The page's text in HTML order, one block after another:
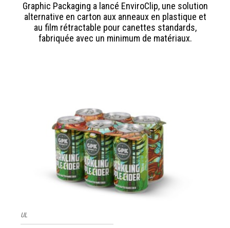
Graphic Packaging a lancé EnviroClip, une solution
alternative en carton aux anneaux en plastique et
au film rétractable pour canettes standards,
fabriquée avec un minimum de matériaux.
UL